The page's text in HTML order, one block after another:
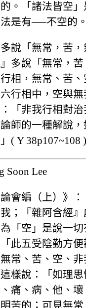
。「諸法皆空
是有──不空的。
多說「無常，苦
』多說「無常，
相，無常、苦
行相中，空與
「非我行相對
師的一種解說
( Y 38p107~108 )
Soon Lee
論會編（上）》
；『雜阿含經
「空」是說一
此五受陰勤方
常、苦、空、
樣說：「如理
痛、病、他、
苦的；可見無